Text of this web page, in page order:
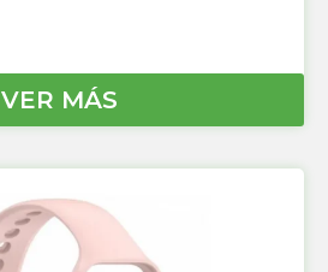
VER MÁS